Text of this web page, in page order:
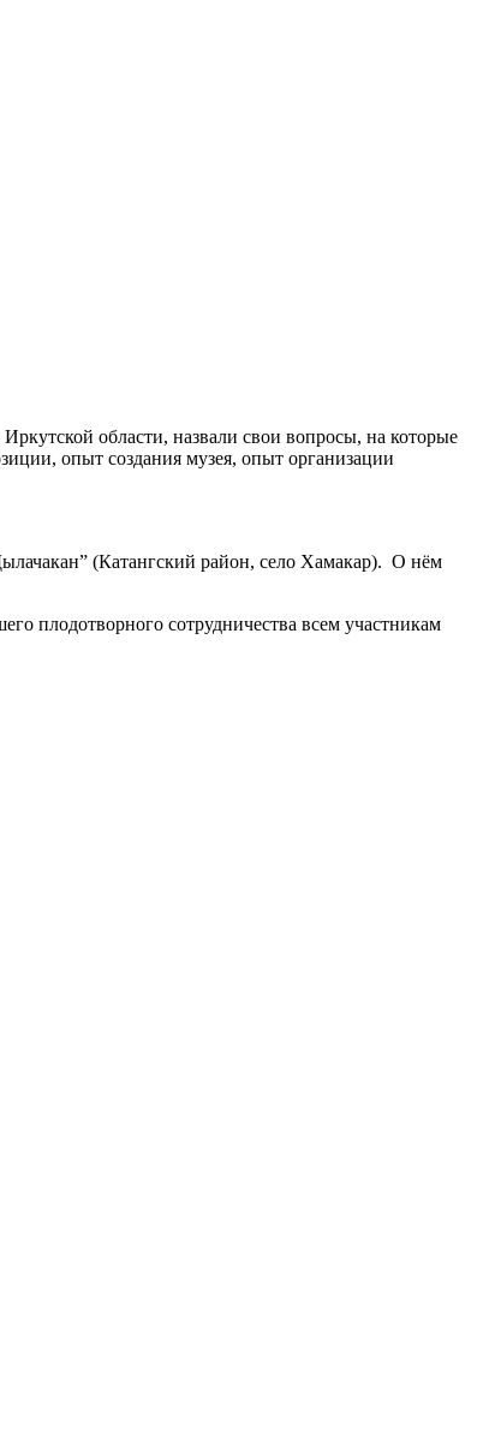
области, назвали свои вопросы, на которые
опыт создания музея, опыт организации
(Катангский район, село Хамакар). О нём
плодотворного сотрудничества всем участникам